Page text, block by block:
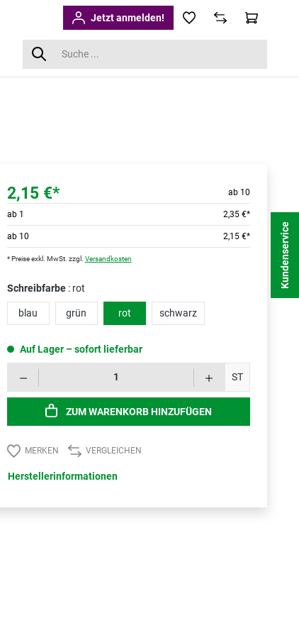
Jetzt anmelden!
2,15 €* ab 10
ab 1 2,35 €*
ab 10 2,15 €*
* Preise exkl. MwSt. zzgl. Versandkosten
Schreibfarbe : rot
blau grün rot schwarz
Auf Lager – sofort lieferbar
ST
ZUM WARENKORB HINZUFÜGEN
MERKEN VERGLEICHEN
Herstellerinformationen
Kundenservice